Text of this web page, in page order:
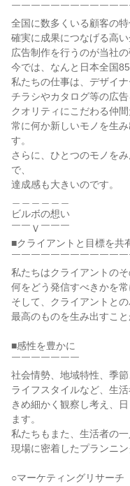
￣￣￣￣￣￣￣￣￣￣￣
全国に数多くいる顧客の特
確実に成果につなげる高い
広告制作を行うのが当社の
今では、なんと日本全国
私たちの仕事は、デザイ
チラシやカタログ等の広
クオリティにこだわる仲間
常に何か新しいモノを生
す。
さらに、ひとつのモノを
で、
達成感も大きいのです。
ビルボの想い
￣￣Ｖ￣￣￣
■クライアントと目標を共
￣￣￣￣￣￣￣￣￣￣￣
私たちはクライアントの
何をどう発信すべきかを常
そして、クライアントと
最高のものを生み出すこ
■感性を豊かに
￣￣￣￣￣￣￣
社会情勢、地域特性、季節
ライフスタイルなど、生
きめ細かく観察し考え、
ます。
私たちもまた、生活者の一
現場に密着したプランニン
○マーケティングリサーチ